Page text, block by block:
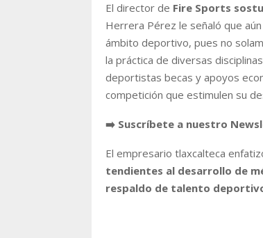
El director de Fire Sports
Herrera Pérez le señaló que
ámbito deportivo, pues no
la práctica de diversas
deportistas becas y apoyos
competición que estimulen su
➡️ Suscríbete a nuestro
El empresario tlaxcalteca
tendientes al desarrollo de
respaldo de talento